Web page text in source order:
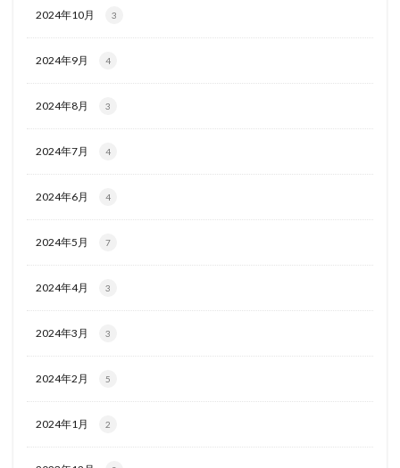
2024年10月 3
2024年9月 4
2024年8月 3
2024年7月 4
2024年6月 4
2024年5月 7
2024年4月 3
2024年3月 3
2024年2月 5
2024年1月 2